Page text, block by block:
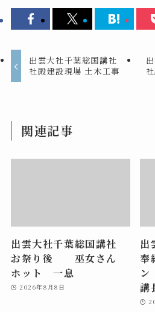
出雲大社千葉総国講社
社殿建設現場 土木工事
関連記事
出雲大社千葉総国講社
お祭り後 巫女さん
ホット 一息
2026年8月8日
出
奉
講